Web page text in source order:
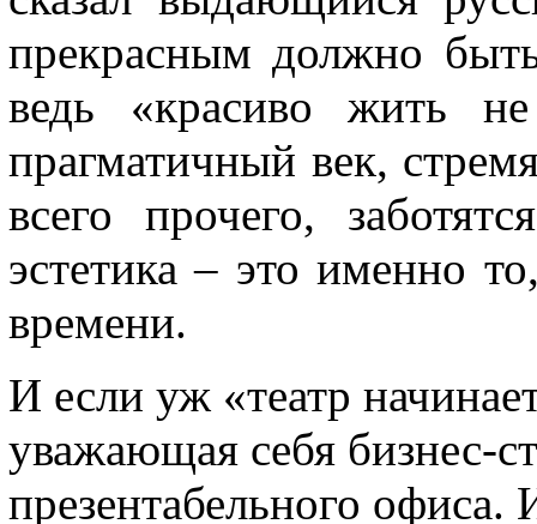
прекрасным должно
ведь «красиво жить
прагматичный век,
всего прочего,
эстетика – это именно
времени.
И если уж «театр
уважающая себя бизнес-
презентабельного офиса.